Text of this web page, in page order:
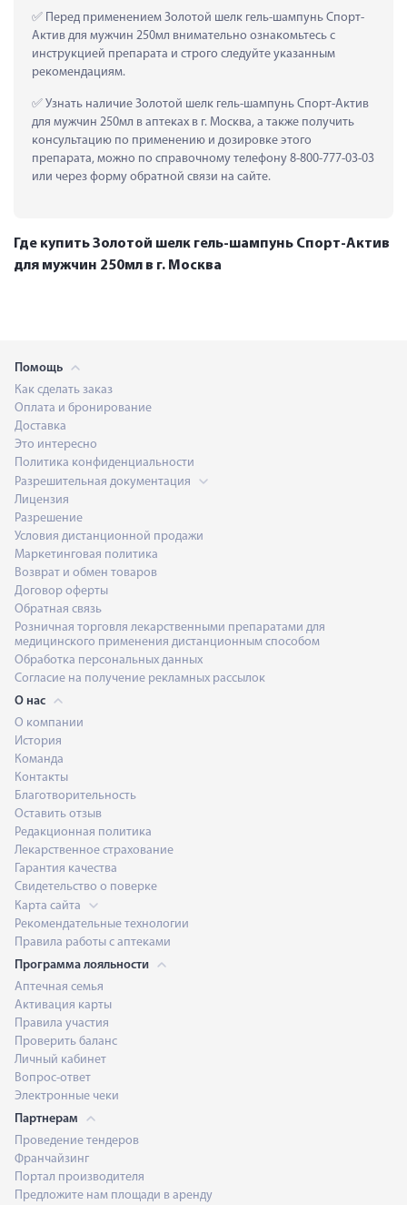
Перед применением Золотой шелк гель-шампунь Спорт-
Актив для мужчин 250мл внимательно ознакомьтесь с
инструкцией препарата и строго следуйте указанным
рекомендациям.
Узнать наличие Золотой шелк гель-шампунь Спорт-Актив
для мужчин 250мл в аптеках в г. Москва, а также получить
консультацию по применению и дозировке этого
препарата, можно по справочному телефону 8-800-777-03-03
или через форму обратной связи на сайте.
Где купить Золотой шелк гель-шампунь Спорт-Актив
для мужчин 250мл в г. Москва
Помощь
Как сделать заказ
Оплата и бронирование
Доставка
Это интересно
Политика конфиденциальности
Разрешительная документация
Лицензия
Разрешение
Условия дистанционной продажи
Маркетинговая политика
Возврат и обмен товаров
Договор оферты
Обратная связь
Розничная торговля лекарственными препаратами для
медицинского применения дистанционным способом
Обработка персональных данных
Согласие на получение рекламных рассылок
О нас
О компании
История
Команда
Контакты
Благотворительность
Оставить отзыв
Редакционная политика
Лекарственное страхование
Гарантия качества
Свидетельство о поверке
Карта сайта
Рекомендательные технологии
Правила работы с аптеками
Программа лояльности
Аптечная семья
Активация карты
Правила участия
Проверить баланс
Личный кабинет
Вопрос-ответ
Электронные чеки
Партнерам
Проведение тендеров
Франчайзинг
Портал производителя
Предложите нам площади в аренду